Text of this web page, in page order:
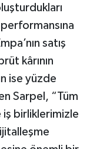
satış
kârının
ise yüzde
Sarpel, “Tüm
iş birliklerimizle